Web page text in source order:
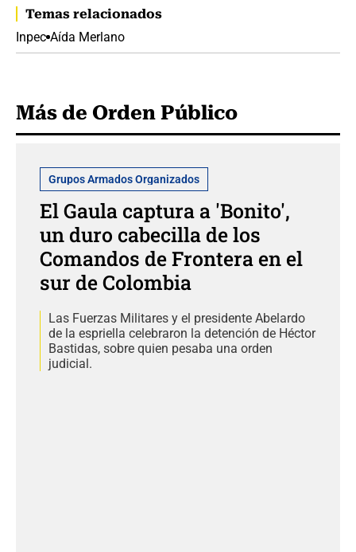
Temas relacionados
Inpec Aída Merlano
Más de Orden Público
Grupos Armados Organizados
El Gaula captura a 'Bonito',
un duro cabecilla de los
Comandos de Frontera en el
sur de Colombia
Las Fuerzas Militares y el presidente Abelardo
de la espriella celebraron la detención de Héctor
Bastidas, sobre quien pesaba una orden
judicial.